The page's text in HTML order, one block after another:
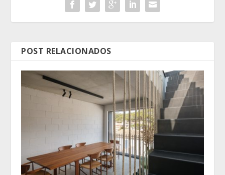
POST RELACIONADOS